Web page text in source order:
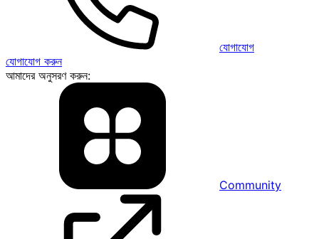
যোগাযোগ
যোগাযোগ করুন
আমাদের অনুসরণ করুন:
Community